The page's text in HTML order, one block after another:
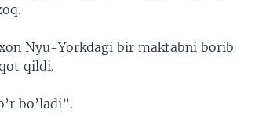
Nyu-Yorkdagi bir maktabni borib
qildi.
bo’ladi”.